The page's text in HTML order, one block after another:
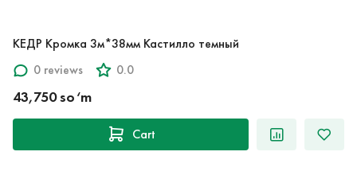
КЕДР Кромка 3м*38мм Кастилло темный
0 reviews
0.0
43,750 so‘m
Cart